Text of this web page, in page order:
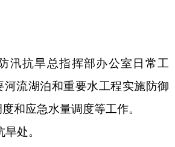
汛抗旱总指挥部办公室日常工
河流湖泊和重要水工程实施防御
和应急水量调度等工作。
处。